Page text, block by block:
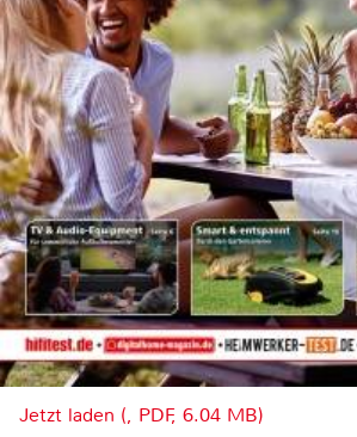
Jetzt laden (, PDF, 6.04 MB)